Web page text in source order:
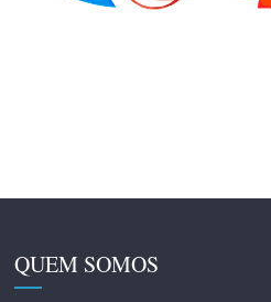
QUEM SOMOS